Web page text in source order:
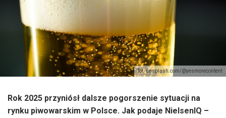
fot. unsplash.com/@yesmorecontent
Rok 2025 przyniósł dalsze pogorszenie sytuacji na
rynku piwowarskim w Polsce. Jak podaje NielsenIQ –